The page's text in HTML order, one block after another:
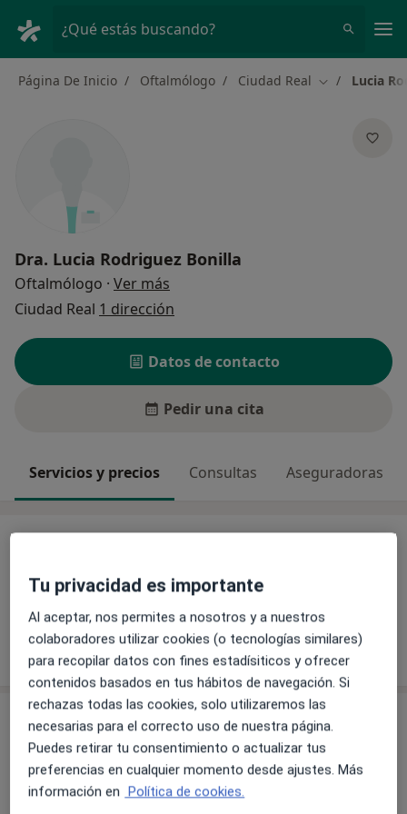
¿Qué estás buscando?
Página De Inicio Oftalmólogo Ciudad Real Cambiar de
Lucia
Dra. Lucia Rodriguez Bonilla
Oftalmólogo · Ver más
Ciudad Real 1 dirección
Datos de contacto
Pedir una cita
Servicios y precios Consultas Aseguradoras
Sin información sobre servicios y precios
Este especialista aún no ha añadido información
sobre sus servicios
Consulta
Consultorio privado
Calle Los Alisos 19, Ciudad Real
Tu privacidad es importante
Al aceptar, nos permites a nosotros y a nuestros
colaboradores utilizar cookies (o tecnologías similares)
para recopilar datos con fines estadísiticos y ofrecer
contenidos basados en tus hábitos de navegación. Si
rechazas todas las cookies, solo utilizaremos las
necesarias para el correcto uso de nuestra página.
Puedes retirar tu consentimiento o actualizar tus
preferencias en cualquier momento desde ajustes. Más
información en Política de cookies.